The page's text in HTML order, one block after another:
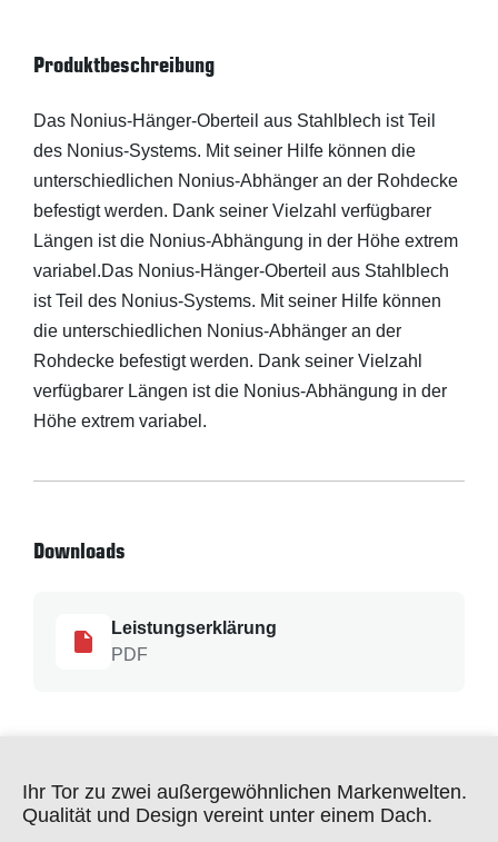
Produktbeschreibung
Das Nonius-Hänger-Oberteil aus Stahlblech ist Teil
des Nonius-Systems. Mit seiner Hilfe können die
unterschiedlichen Nonius-Abhänger an der Rohdecke
befestigt werden. Dank seiner Vielzahl verfügbarer
Längen ist die Nonius-Abhängung in der Höhe extrem
variabel.Das Nonius-Hänger-Oberteil aus Stahlblech
ist Teil des Nonius-Systems. Mit seiner Hilfe können
die unterschiedlichen Nonius-Abhänger an der
Rohdecke befestigt werden. Dank seiner Vielzahl
verfügbarer Längen ist die Nonius-Abhängung in der
Höhe extrem variabel.
Downloads
Leistungserklärung
PDF
Ihr Tor zu zwei außergewöhnlichen Markenwelten.
Qualität und Design vereint unter einem Dach.